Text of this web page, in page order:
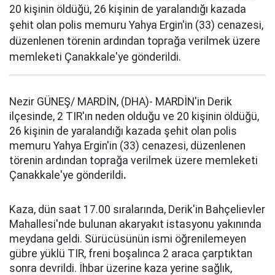
20 kişinin öldüğü, 26 kişinin de yaralandığı kazada
şehit olan polis memuru Yahya Ergin'in (33) cenazesi,
düzenlenen törenin ardından toprağa verilmek üzere
memleketi Çanakkale'ye gönderildi.
Nezir GÜNEŞ/ MARDİN, (DHA)- MARDİN'in Derik
ilçesinde, 2 TIR'ın neden olduğu ve 20 kişinin öldüğü,
26 kişinin de yaralandığı kazada şehit olan polis
memuru Yahya Ergin'in (33) cenazesi, düzenlenen
törenin ardından toprağa verilmek üzere memleketi
Çanakkale'ye gönderildi.
Kaza, dün saat 17.00 sıralarında, Derik'in Bahçelievler
Mahallesi'nde bulunan akaryakıt istasyonu yakınında
meydana geldi. Sürücüsünün ismi öğrenilemeyen
gübre yüklü TIR, freni boşalınca 2 araca çarptıktan
sonra devrildi. İhbar üzerine kaza yerine sağlık,